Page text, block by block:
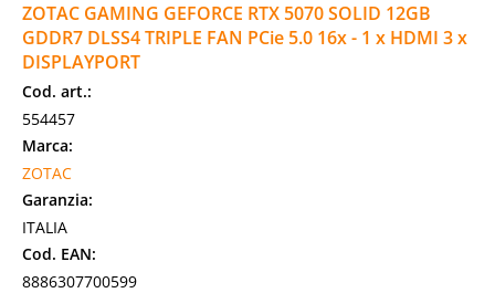
ZOTAC GAMING GEFORCE RTX 5070 SOLID 12GB
GDDR7 DLSS4 TRIPLE FAN PCie 5.0 16x - 1 x HDMI 3 x
DISPLAYPORT
Cod. art.:
554457
Marca:
ZOTAC
Garanzia:
ITALIA
Cod. EAN:
8886307700599